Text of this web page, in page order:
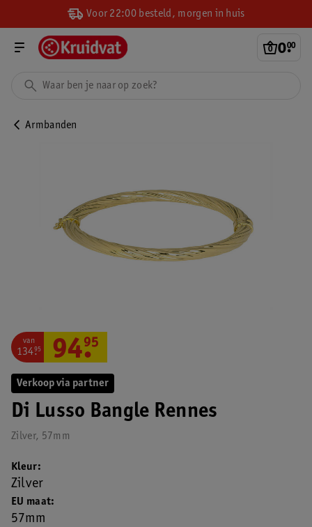
Voor 22:00 besteld, morgen in huis
0.
00
Armbanden
Verkoop via partner
Di Lusso Bangle Rennes
Zilver, 57mm
van
134.
95 94.
95
EU maat
57mm
Kleur
Zilver